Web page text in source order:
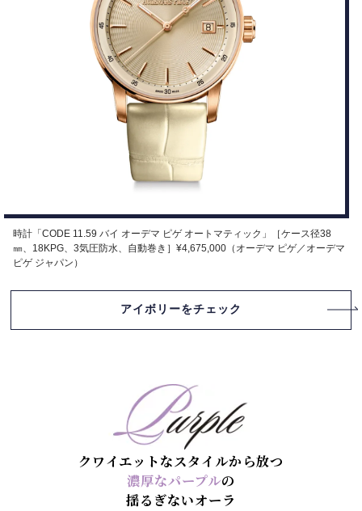
時計「CODE 11.59 バイ オーデマ ピゲ オートマティック」［ケース径38
㎜、18KPG、3気圧防水、自動巻き］¥4,675,000（オーデマ ピゲ／オーデマ
ピゲ ジャパン）
アイボリーをチェック
クワイエットなスタイルから放つ
濃厚なパープルの
揺るぎないオーラ